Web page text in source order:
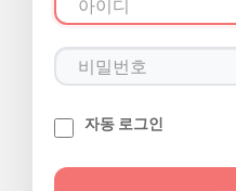
자동 로그인